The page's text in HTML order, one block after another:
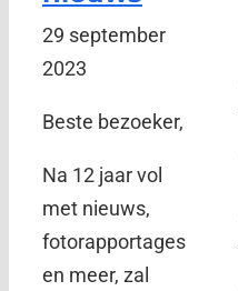
29 september
2023
Beste bezoeker,
Na 12 jaar vol
met nieuws,
fotorapportages
en meer, zal